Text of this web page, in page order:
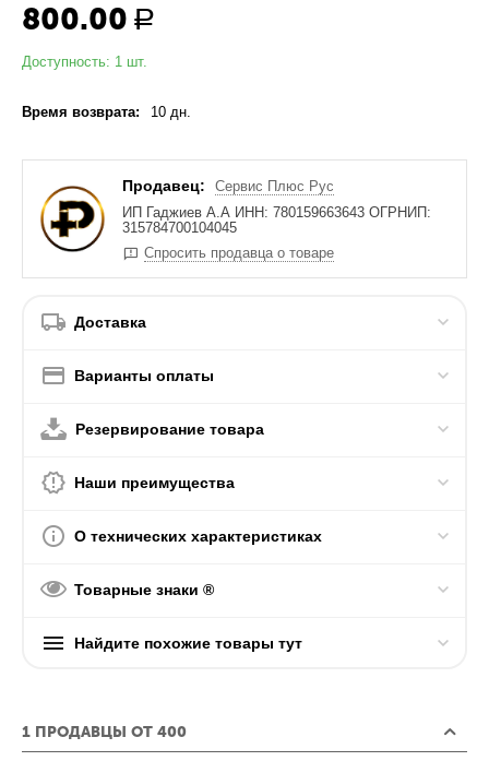
800.00 Р
Доступность: 1 шт.
Время возврата: 10 дн.
Продавец:
Сервис Плюс Рус
ИП Гаджиев А.А ИНН: 780159663643 ОГРНИП:
315784700104045
Спросить продавца о товаре
Доставка
Варианты оплаты
Резервирование товара
Наши преимущества
О технических характеристиках
Товарные знаки ®
Найдите похожие товары тут
1 ПРОДАВЦЫ ОТ 400